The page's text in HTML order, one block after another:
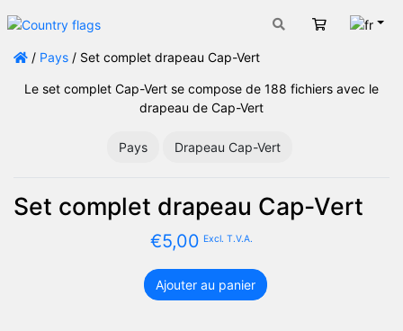
Panier
/ Pays / Set complet drapeau Cap-Vert
Le set complet Cap-Vert se compose de 188 fichiers avec le
drapeau de Cap-Vert
Pays Drapeau Cap-Vert
Set complet drapeau Cap-Vert
€5,00 Excl. T.V.A.
quantité
Ajouter au panier